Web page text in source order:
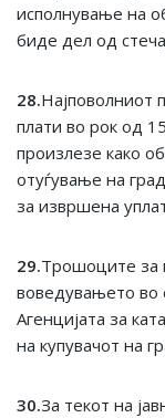
исполнување на
биде дел од
28.Најповолниот
плати во рок од
произлезе како
отуѓување на
за извршена
29.Трошоците за
воведувањето во
Агенцијата за
на купувачот на
30.За текот на